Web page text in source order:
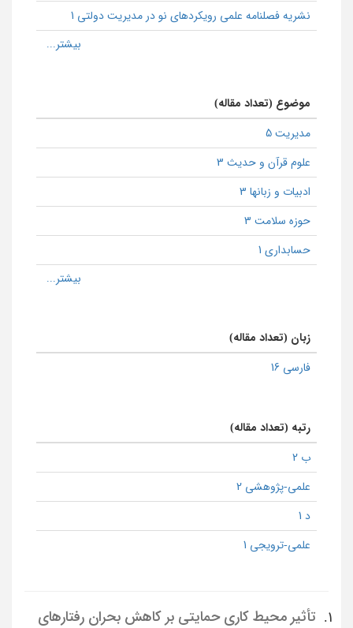
نشریه فصلنامه علمی رویکردهای نو در مدیریت دولتی 1
موضوع (تعداد مقاله)
مدیریت 5
علوم قرآن و حدیث 3
ادبیات و زبانها 3
حوزه سلامت 3
حسابداری 1
زبان (تعداد مقاله)
فارسی 16
رتبه (تعداد مقاله)
ب 2
علمی-پژوهشی 2
د 1
علمی-ترویجی 1
1.
تأثیر محیط کاری حمایتی بر کاهش بحران رفتارهای